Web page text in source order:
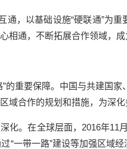
通，以基础设施“硬联通”为
相通，不断拓展合作领域，
”的重要保障。中国与共建国
域合作的规划和措施，为深
化。在全球层面，2016年11
“一带一路”建设等加强区域